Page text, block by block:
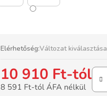
Elérhetőség:Változat kiválasztása
10 910 Ft-tól
8 591 Ft-tól ÁFA nélkül